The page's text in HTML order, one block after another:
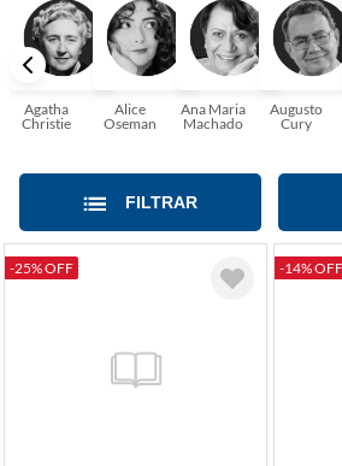
passe um tempo no mundo da
transforma vidas e estamos aqui para
sua! Tenha certeza, temos o livro
Agatha
Christie
Alice
Oseman
Ana Maria
Machado
Augusto
Cury
FILTRAR
-25% OFF -14% OFF